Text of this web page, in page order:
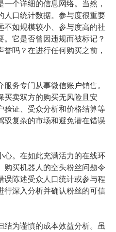
个详细的信息网络。当然，
人口统计数据。参与度很重要
如规模较小、参与度高的社
它是否曾因违规而被标记？
吗？在进行任何购买之前，
务专门从事微信账户销售。
买卖双方的购买无风险且安
验证、受众分析和价格结算等
驭复杂的市场和避免潜在错误
心。在如此充满活力的在线环
购买机器人的空头粉丝问题令
误陈述受众人口统计或参与程
行深入分析并确认粉丝的可信
结为谨慎的成本效益分析。虽